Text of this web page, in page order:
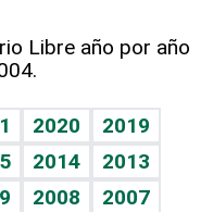
Libre año por año
2020
2019
2014
2013
2008
2007